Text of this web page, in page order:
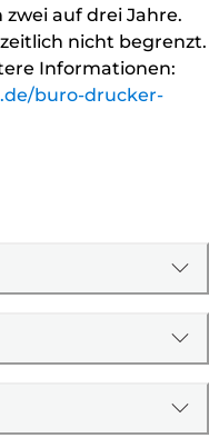
auf drei Jahre.
nicht begrenzt.
Informationen:
buro-drucker-